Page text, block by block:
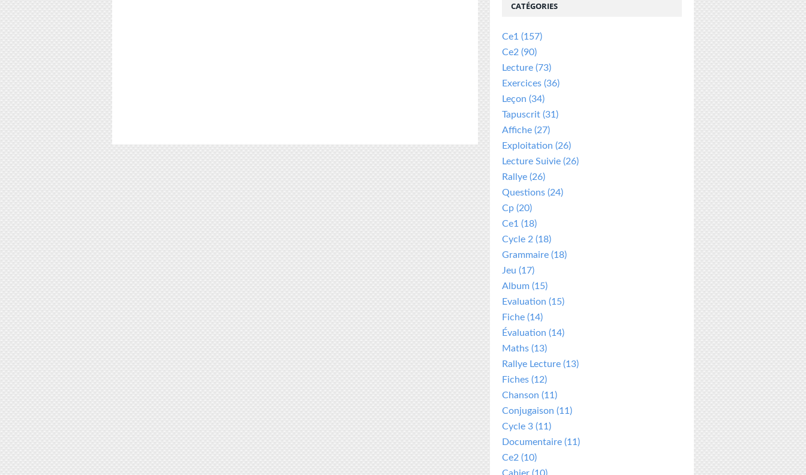
CATÉGORIES
Ce1 (157)
Ce2 (90)
Lecture (73)
Exercices (36)
Leçon (34)
Tapuscrit (31)
Affiche (27)
Exploitation (26)
Lecture Suivie (26)
Rallye (26)
Questions (24)
Cp (20)
Ce1 (18)
Cycle 2 (18)
Grammaire (18)
Jeu (17)
Album (15)
Evaluation (15)
Fiche (14)
Évaluation (14)
Maths (13)
Rallye Lecture (13)
Fiches (12)
Chanson (11)
Conjugaison (11)
Cycle 3 (11)
Documentaire (11)
Ce2 (10)